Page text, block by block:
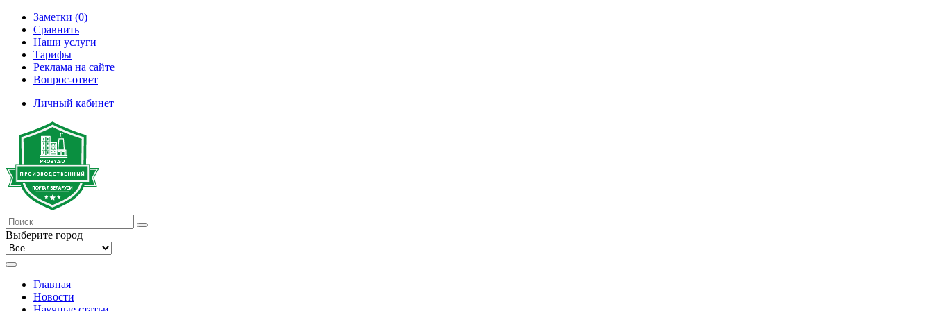
Заметки (0)
Сравнить
Наши услуги
Тарифы
Реклама на сайте
Вопрос-ответ
Личный кабинет
Выберите город
Главная
Новости